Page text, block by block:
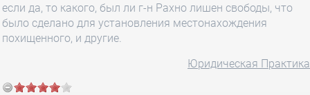
если да, то какого, был ли г-н Рахно лишен свободы, что
было сделано для установления местонахождения
похищенного, и другие.
Юридическая Практика